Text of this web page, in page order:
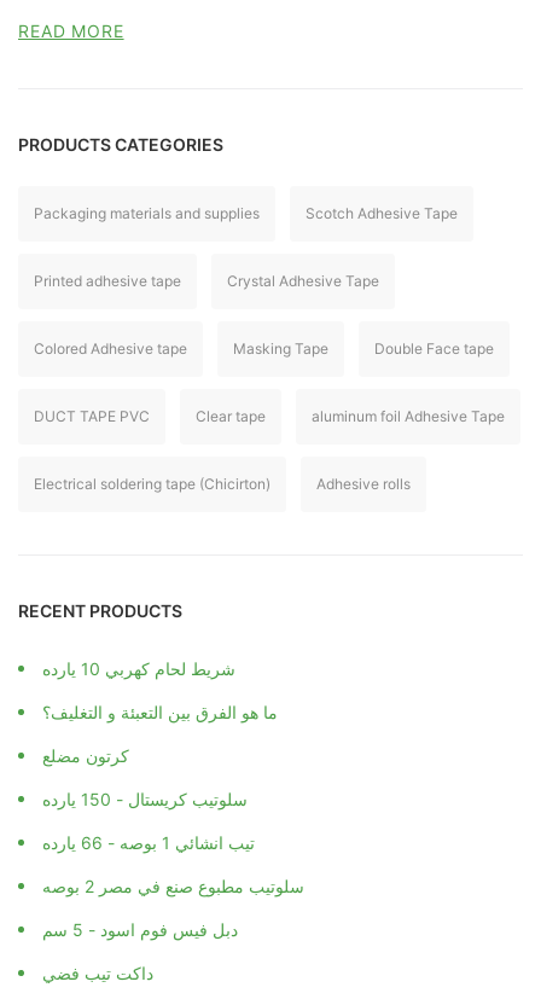
READ MORE
PRODUCTS CATEGORIES
Packaging materials and supplies Scotch Adhesive Tape
Printed adhesive tape Crystal Adhesive Tape
Colored Adhesive tape Masking Tape Double Face tape
DUCT TAPE PVC Clear tape aluminum foil Adhesive Tape
Electrical soldering tape (Chicirton) Adhesive rolls
RECENT PRODUCTS
شريط لحام كهربي 10 يارده
ما هو الفرق بين التعبئة و التغليف؟
كرتون مضلع
سلوتيب كريستال - 150 يارده
تيب انشائي 1 بوصه - 66 يارده
سلوتيب مطبوع صنع في مصر 2 بوصه
دبل فيس فوم اسود - 5 سم
داكت تيب فضي